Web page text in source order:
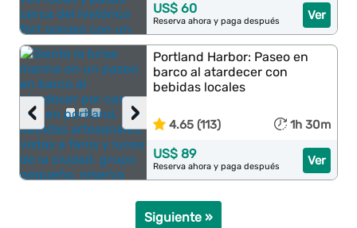
Ver
US$ 60
Reserva ahora y paga después
›
‹
Portland Harbor: Paseo en
barco al atardecer con
bebidas locales
4.65 (113) 1h 30m
Ver
US$ 89
Reserva ahora y paga después
Siguiente »